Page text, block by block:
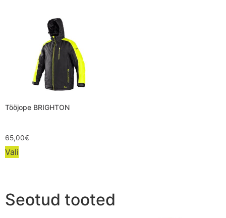
Tööjope BRIGHTON
65,00€
Vali
Seotud tooted